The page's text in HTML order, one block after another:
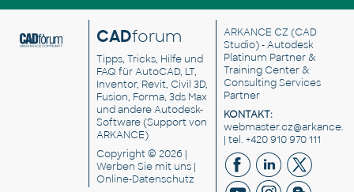
CADforum
Tipps, Tricks, Hilfe und
FAQ für AutoCAD, LT,
Inventor, Revit, Civil 3D,
Fusion, Forma, 3ds Max
und andere Autodesk-
Software (Support von
ARKANCE)
Copyright © 2026 |
Werben Siemit uns |
Online-Datenschutz
ARKANCE CZ (CAD
Studio) - Autodesk
Platinum Partner &
Training Center &
Consulting Services
Partner
KONTAKT:
| tel. +420 910 970 111